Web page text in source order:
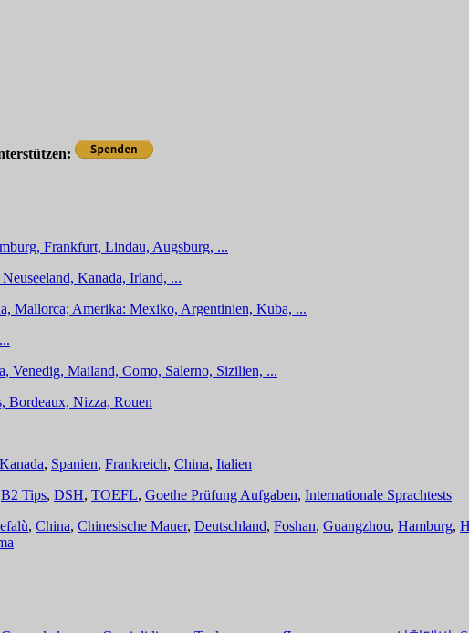
Frankfurt, Lindau, Augsburg, ...
Kanada, Irland, ...
Mallorca; Amerika: Mexiko, Argentinien, Kuba, ...
Venedig, Mailand, Como, Salerno, Sizilien, ...
Bordeaux, Nizza, Rouen
Kanada, Spanien, Frankreich, China, Italien
B2 Tips, DSH, TOEFL, Goethe Prüfung Aufgaben, Internationale Sprachtests
, China, Chinesische Mauer, Deutschland, Foshan, Guangzhou, Hamburg,